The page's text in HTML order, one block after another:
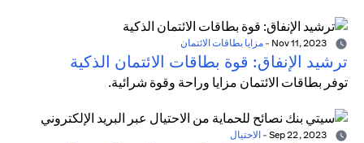
- مزايا بطاقات الائتمان
ترشيد الإنفاق: قوة بطاقات الائتمان الذكية
توفر بطاقات الائتمان مزايا وراحة وقوة شرائية.
- الاحتيال